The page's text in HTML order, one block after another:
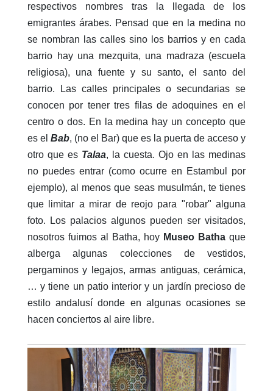
respectivos nombres tras la llegada de los
emigrantes árabes. Pensad que en la medina no
se nombran las calles sino los barrios y en cada
barrio hay una mezquita, una madraza (escuela
religiosa), una fuente y su santo, el santo del
barrio. Las calles principales o secundarias se
conocen por tener tres filas de adoquines en el
centro o dos. En la medina hay un concepto que
es el Bab, (no el Bar) que es la puerta de acceso y
otro que es Talaa, la cuesta. Ojo en las medinas
no puedes entrar (como ocurre en Estambul por
ejemplo), al menos que seas musulmán, te tienes
que limitar a mirar de reojo para "robar" alguna
foto. Los palacios algunos pueden ser visitados,
nosotros fuimos al Batha, hoy Museo Batha que
alberga algunas colecciones de vestidos,
pergaminos y legajos, armas antiguas, cerámica,
… y tiene un patio interior y un jardín precioso de
estilo andalusí donde en algunas ocasiones se
hacen conciertos al aire libre.